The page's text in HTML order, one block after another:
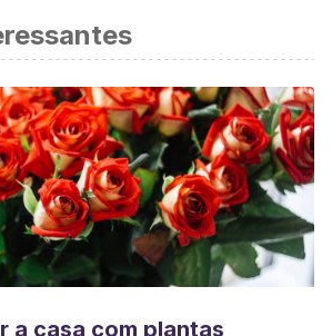
a casa com plantas